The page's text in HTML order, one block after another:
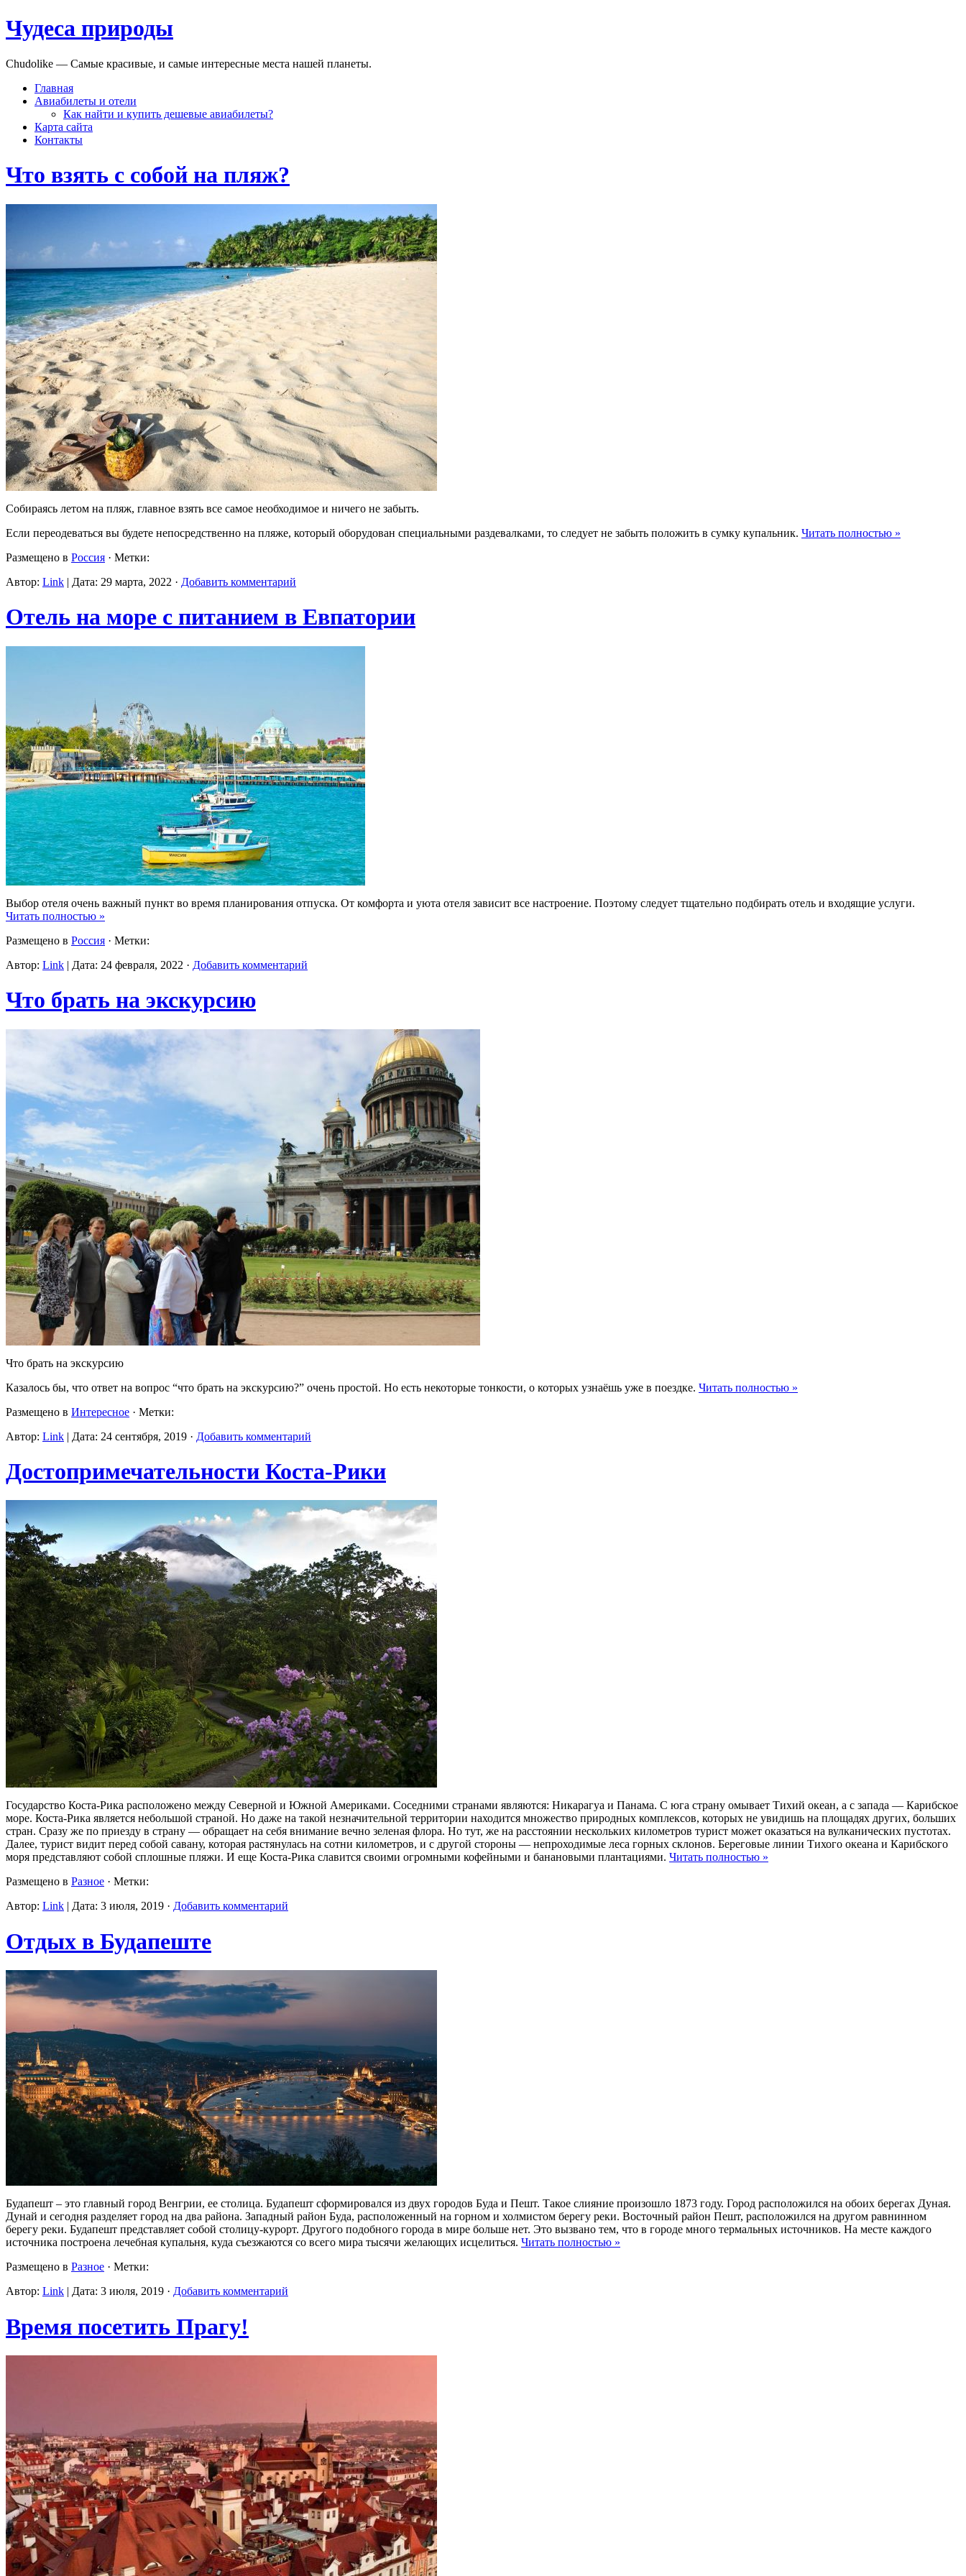
Чудеса природы
Chudolike — Cамые красивые, и самые интересные места нашей планеты.
Главная
Авиабилеты и отели
Как найти и купить дешевые авиабилеты?
Карта сайта
Контакты
Что взять с собой на пляж?
Собираясь летом на пляж, главное взять все самое необходимое и ничего не забыть.
Если переодеваться вы будете непосредственно на пляже, который оборудован специальными раздевалками, то следует не забыть положить в сумку купальник. Читать полностью »
Размещено в Россия · Метки:
Автор: Link | Дата: 29 марта, 2022 · Добавить комментарий
Отель на море с питанием в Евпатории
Выбор отеля очень важный пункт во время планирования отпуска. От комфорта и уюта отеля зависит все настроение. Поэтому следует тщательно подбирать отель и входящие услуги.
Читать полностью »
Размещено в Россия · Метки:
Автор: Link | Дата: 24 февраля, 2022 · Добавить комментарий
Что брать на экскурсию
Что брать на экскурсию
Казалось бы, что ответ на вопрос “что брать на экскурсию?” очень простой. Но есть некоторые тонкости, о которых узнаёшь уже в поездке. Читать полностью »
Размещено в Интересное · Метки:
Автор: Link | Дата: 24 сентября, 2019 · Добавить комментарий
Достопримечательности Коста-Рики
Государство Коста-Рика расположено между Северной и Южной Америками. Соседними странами являются: Никарагуа и Панама. С юга страну омывает Тихий океан, а с запада — Карибское
море. Коста-Рика является небольшой страной. Но даже на такой незначительной территории находится множество природных комплексов, которых не увидишь на площадях других, больших
стран. Сразу же по приезду в страну — обращает на себя внимание вечно зеленая флора. Но тут, же на расстоянии нескольких километров турист может оказаться на вулканических пустотах.
Далее, турист видит перед собой савану, которая растянулась на сотни километров, и с другой стороны — непроходимые леса горных склонов. Береговые линии Тихого океана и Карибского
моря представляют собой сплошные пляжи. И еще Коста-Рика славится своими огромными кофейными и банановыми плантациями. Читать полностью »
Размещено в Разное · Метки:
Автор: Link | Дата: 3 июля, 2019 · Добавить комментарий
Отдых в Будапеште
Будапешт – это главный город Венгрии, ее столица. Будапешт сформировался из двух городов Буда и Пешт. Такое слияние произошло 1873 году. Город расположился на обоих берегах Дуная.
Дунай и сегодня разделяет город на два района. Западный район Буда, расположенный на горном и холмистом берегу реки. Восточный район Пешт, расположился на другом равнинном
берегу реки. Будапешт представляет собой столицу-курорт. Другого подобного города в мире больше нет. Это вызвано тем, что в городе много термальных источников. На месте каждого
источника построена лечебная купальня, куда съезжаются со всего мира тысячи желающих исцелиться. Читать полностью »
Размещено в Разное · Метки:
Автор: Link | Дата: 3 июля, 2019 · Добавить комментарий
Время посетить Прагу!